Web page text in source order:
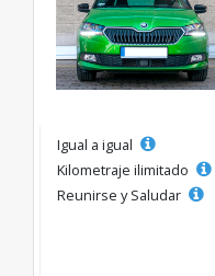
Igual a igual
Kilometraje ilimitado
Reunirse y Saludar